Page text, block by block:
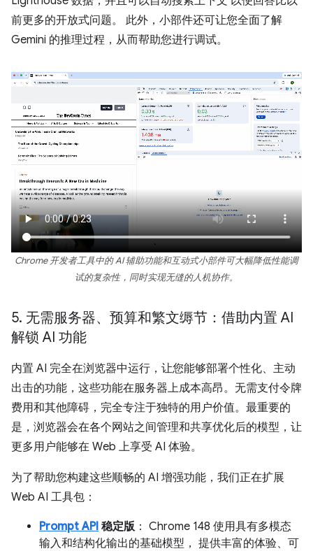
前更多的开放式问题。 此外，小部件还可让您全面了解
Gemini 的推理过程，从而帮助您进行调试。
Chrome 开发者工具中的 AI 辅助功能和互动式小部件可大幅降低性能调
试的复杂性，同时实现无缝的人机协作。
5. 无需服务器、预算和繁文缛节：借助内置 AI
解锁 AI 功能
内置 AI 完全在浏览器中运行，让您能够部署个性化、主动
出击的功能，这些功能在服务器上成本高昂。无需支付令牌
费用和其他障碍，完全专注于独特的用户价值。最重要的
是，浏览器会在各个网站之间管理和共享优化后的模型，让
更多用户能够在 Web 上享受 AI 体验。
为了帮助您构建这些顺畅的 AI 增强功能，我们正在扩展
Web AI 工具包：
Prompt API 稳定版 ： Chrome 148 使用具有多模态
输入和结构化输出的基础模型， 提供丰富的体验、可